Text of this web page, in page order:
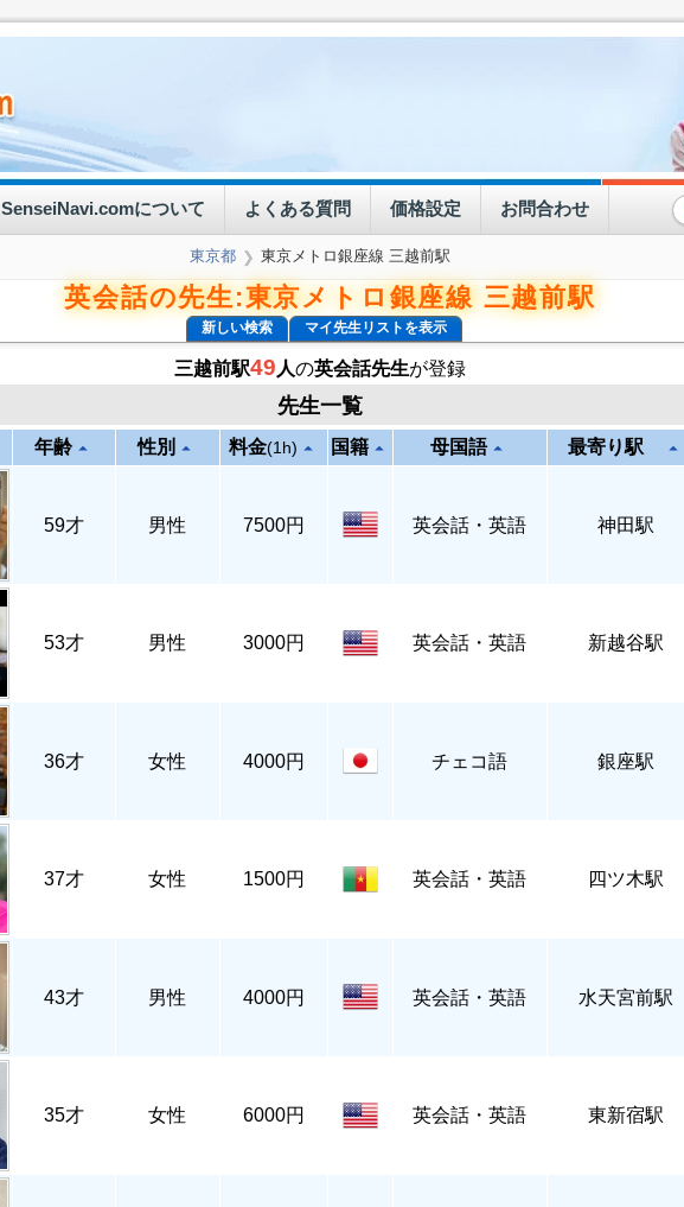
SenseiNavi.comについて よくある質問 価格設定 お問合わせ
東京都 ❯ 東京メトロ銀座線 三越前駅
英会話の先生:東京メトロ銀座線 三越前駅
新しい検索 マイ先生リストを表示
三越前駅49 人の英会話先生が登録
先生一覧
年齢arrow_drop_up 性別 arrow_drop_up 料金(1h) arrow_drop_up 国籍arrow_drop_up 母国語arrow_drop_up 最寄り駅 arrow_drop_up
59才 男性 7500円 英会話・英語 神田駅
53才 男性 3000円 英会話・英語 新越谷駅
36才 女性 4000円 チェコ語 銀座駅
37才 女性 1500円 英会話・英語 四ツ木駅
43才 男性 4000円 英会話・英語 水天宮前駅
35才 女性 6000円 英会話・英語 東新宿駅